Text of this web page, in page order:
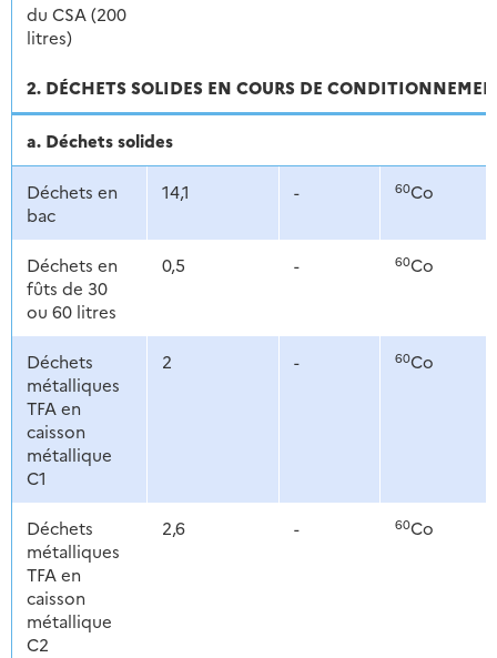
du CSA (200
litres)
2. DÉCHETS SOLIDES EN COURS DE
a. Déchets solides
Déchets en
bac
14,1 - 60Co
Déchets en
fûts de 30
ou 60 litres
0,5 - 60Co
Déchets
métalliques
TFA en
caisson
métallique
C1
2 - 60Co
Déchets
métalliques
TFA en
caisson
métallique
C2
2,6 - 60Co